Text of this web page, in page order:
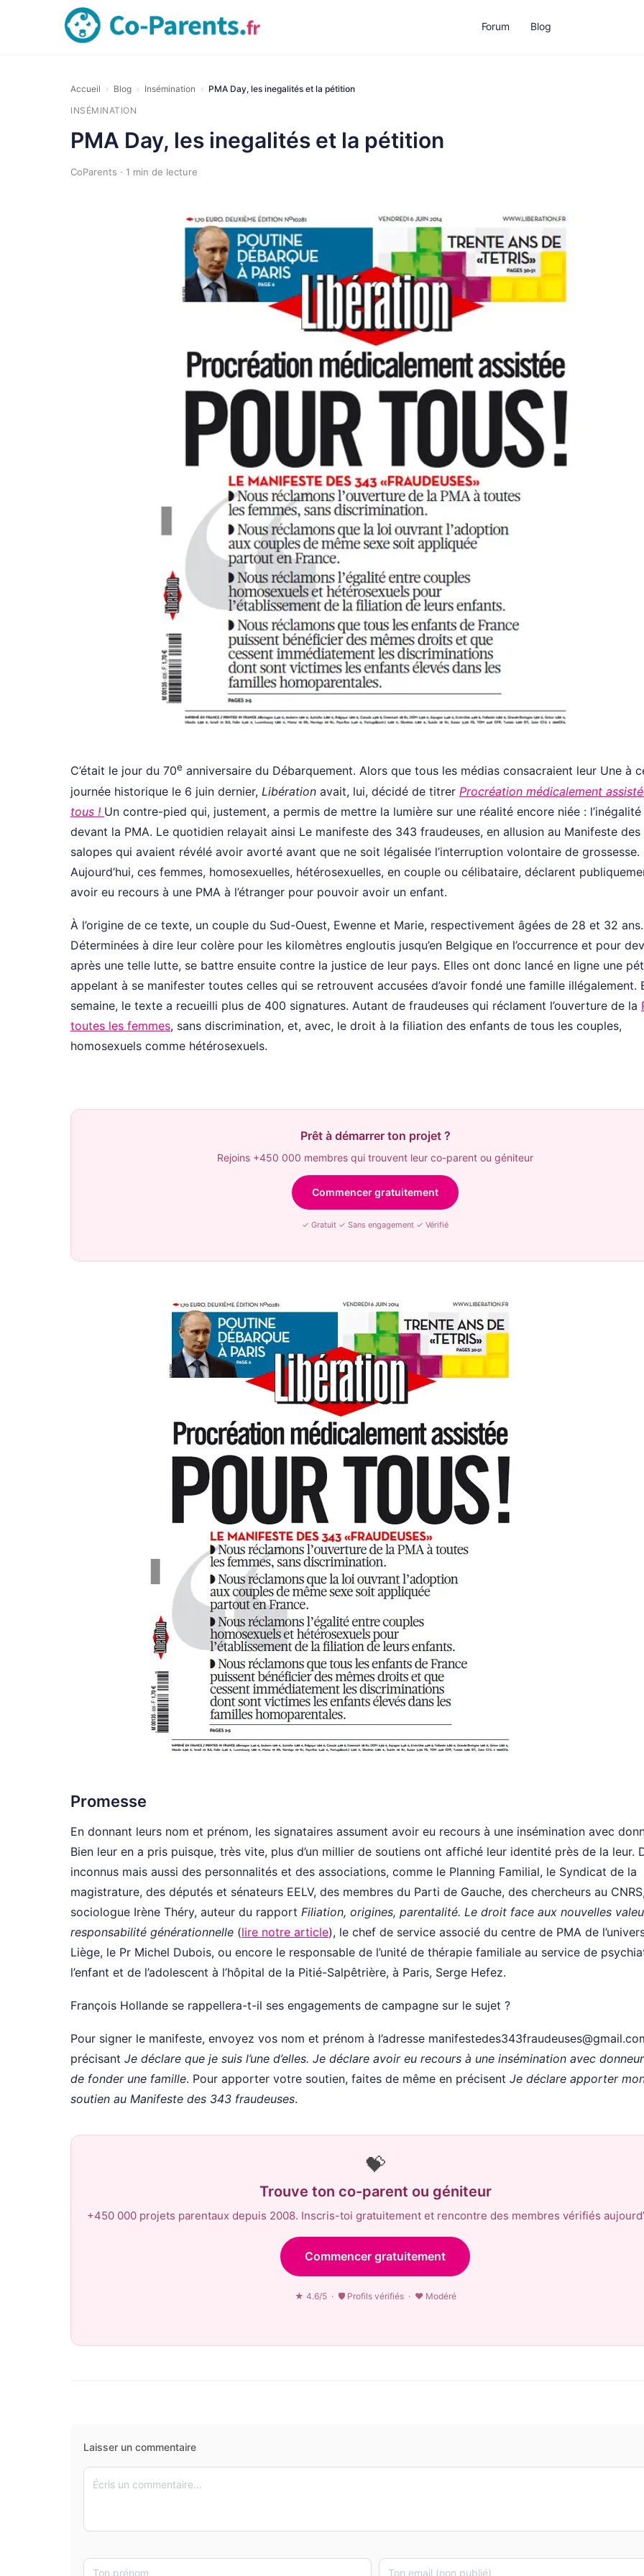
Forum Blog
Accueil › Blog › Insémination › PMA Day, les inegalités et la pétition
INSÉMINATION
PMA Day, les inegalités et la pétition
CoParents · 1 min de lecture
C’était le jour du 70e anniversaire du Débarquement. Alors que tous les médias consacraient leur Une à
journée historique le 6 juin dernier, Libération avait, lui, décidé de titrer Procréation médicalement
tous ! Un contre-pied qui, justement, a permis de mettre la lumière sur une réalité encore niée : l’inégalité
devant la PMA. Le quotidien relayait ainsi Le manifeste des 343 fraudeuses, en allusion au Manifeste des
salopes qui avaient révélé avoir avorté avant que ne soit légalisée l’interruption volontaire de grossesse.
Aujourd’hui, ces femmes, homosexuelles, hétérosexuelles, en couple ou célibataire, déclarent
avoir eu recours à une PMA à l’étranger pour pouvoir avoir un enfant.
À l’origine de ce texte, un couple du Sud-Ouest, Ewenne et Marie, respectivement âgées de 28 et 32 ans.
Déterminées à dire leur colère pour les kilomètres engloutis jusqu’en Belgique en l’occurrence et pour
après une telle lutte, se battre ensuite contre la justice de leur pays. Elles ont donc lancé en ligne une
appelant à se manifester toutes celles qui se retrouvent accusées d’avoir fondé une famille illégalement.
semaine, le texte a recueilli plus de 400 signatures. Autant de fraudeuses qui réclament l’ouverture de la
toutes les femmes, sans discrimination, et, avec, le droit à la filiation des enfants de tous les couples,
homosexuels comme hétérosexuels.
Prêt à démarrer ton projet ?
Rejoins +450 000 membres qui trouvent leur co-parent ou géniteur
Commencer gratuitement
✓ Gratuit ✓ Sans engagement ✓ Vérifié
Promesse
En donnant leurs nom et prénom, les signataires assument avoir eu recours à une insémination avec
Bien leur en a pris puisque, très vite, plus d’un millier de soutiens ont affiché leur identité près de la leur.
inconnus mais aussi des personnalités et des associations, comme le Planning Familial, le Syndicat de la
magistrature, des députés et sénateurs EELV, des membres du Parti de Gauche, des chercheurs au
sociologue Irène Théry, auteur du rapport Filiation, origines, parentalité. Le droit face aux nouvelles
responsabilité générationnelle (lire notre article), le chef de service associé du centre de PMA de
Liège, le Pr Michel Dubois, ou encore le responsable de l’unité de thérapie familiale au service de
l’enfant et de l’adolescent à l’hôpital de la Pitié-Salpêtrière, à Paris, Serge Hefez.
François Hollande se rappellera-t-il ses engagements de campagne sur le sujet ?
Pour signer le manifeste, envoyez vos nom et prénom à l’adresse
précisant Je déclare que je suis l’une d’elles. Je déclare avoir eu recours à une insémination avec
de fonder une famille. Pour apporter votre soutien, faites de même en précisent Je déclare apporter
soutien au Manifeste des 343 fraudeuses.
💝
Trouve ton co-parent ou géniteur
+450 000 projets parentaux depuis 2008. Inscris-toi gratuitement et rencontre des membres vérifiés
Commencer gratuitement
★ 4.6/5 · 🛡 Profils vérifiés · ♥ Modéré
Laisser un commentaire